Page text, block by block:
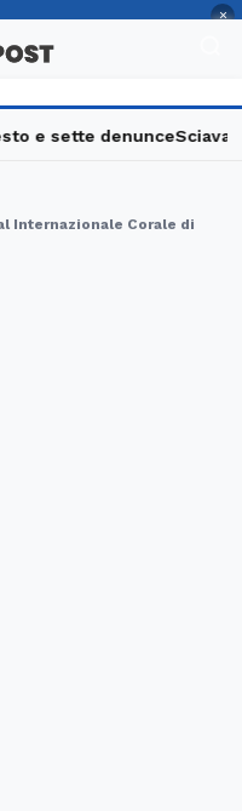
×
e sette denunceSciavata
Internazionale Corale di